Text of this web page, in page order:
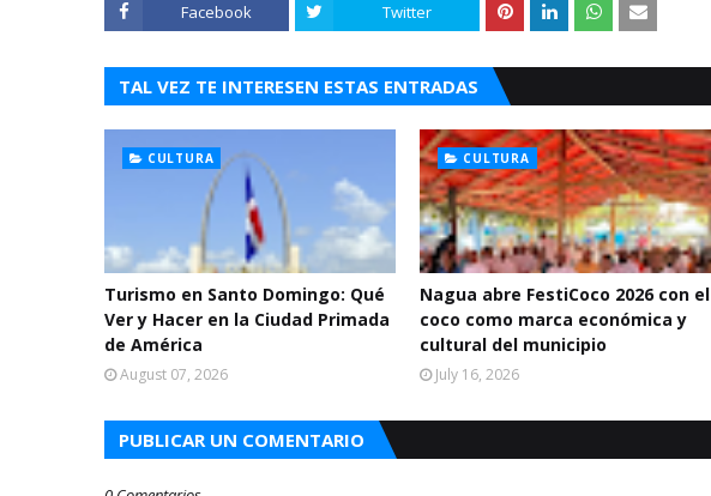
Facebook Twitter
TAL VEZ TE INTERESEN ESTAS ENTRADAS
CULTURA
Turismo en Santo Domingo: Qué
Ver y Hacer en la Ciudad Primada
de América
August 07, 2026
CULTURA
Nagua abre FestiCoco 2026 con el
coco como marca económica y
cultural del municipio
July 16, 2026
PUBLICAR UN COMENTARIO